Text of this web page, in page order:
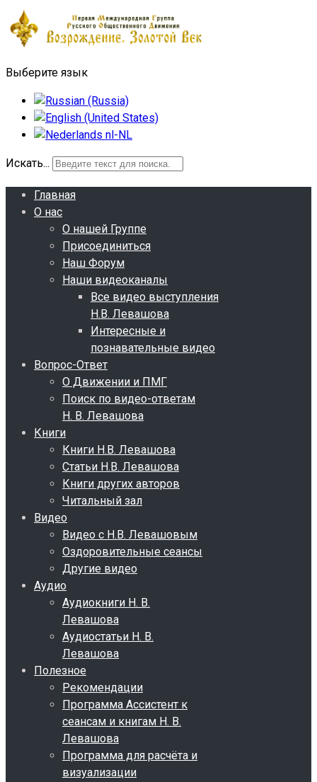
Выберите язык
Искать...
Главная
О нас
О нашей Группе
Присоединиться
Наш Форум
Наши видеоканалы
Все видео выступления
Н.В. Левашова
Интересные и
познавательные видео
Вопрос-Ответ
О Движении и ПМГ
Поиск по видео-ответам
Н. В. Левашова
Книги
Книги Н.В. Левашова
Статьи Н.В. Левашова
Книги других авторов
Читальный зал
Видео
Видео с Н.В. Левашовым
Оздоровительные сеансы
Другие видео
Аудио
Аудиокниги Н. В.
Левашова
Аудиостатьи Н. В.
Левашова
Полезное
Рекомендации
Программа Ассистент к
сеансам и книгам Н. В.
Левашова
Программа для расчёта и
визуализации